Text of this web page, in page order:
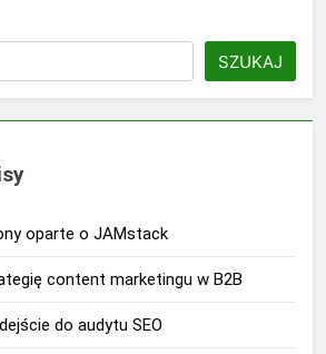
SZUKAJ
oparte o JAMstack
content marketingu w B2B
do audytu SEO